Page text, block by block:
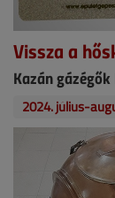
Vissza a
Kazán
2024. július-